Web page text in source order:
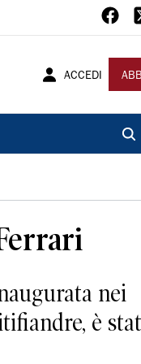
ACCEDI
nei
è